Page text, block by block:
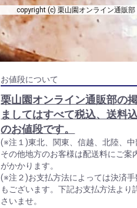
copyright (c) 栗山園オンライン通販
お値段について
栗山園オンライン通販部の
ましてはすべて税込、送料
のお値段です。
(※注１)東北、関東、信越、北陸、中
その他地方のお客様は配送料にご案
がかかります。
(※注２)お支払方法によっては決済
もございます。下記お支払方法より
さいませ。